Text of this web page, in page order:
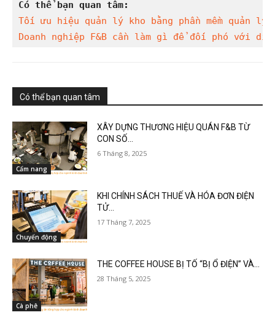
Có thể bạn quan tâm:
Tối ưu hiệu quản lý kho bằng phần mềm quản lý
Doanh nghiệp F&B cần làm gì để đối phó với dịch
Có thể bạn quan tâm
Cẩm nang
XÂY DỰNG THƯƠNG HIỆU QUÁN F&B TỪ
CON SỐ...
6 Tháng 8, 2025
Chuyển động
KHI CHÍNH SÁCH THUẾ VÀ HÓA ĐƠN ĐIỆN
TỬ...
17 Tháng 7, 2025
Cà phê
THE COFFEE HOUSE BỊ TỐ “BỊ Ổ ĐIỆN” VÀ...
28 Tháng 5, 2025